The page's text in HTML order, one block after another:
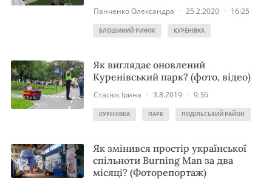
Панченко Олександра · 25.2.2020 · 16:25
БЛОШИНИЙ РИНОК КУРЕНІВКА
Як виглядає оновлений
Куренівський парк? (фото, відео)
Стасюк Ірина · 3.8.2019 · 9:36
КУРЕНІВКА ПАРК ПОДІЛЬСЬКИЙ РАЙОН
Як змінився простір української
спільноти Burning Man за два
місяці? (Фоторепортаж)